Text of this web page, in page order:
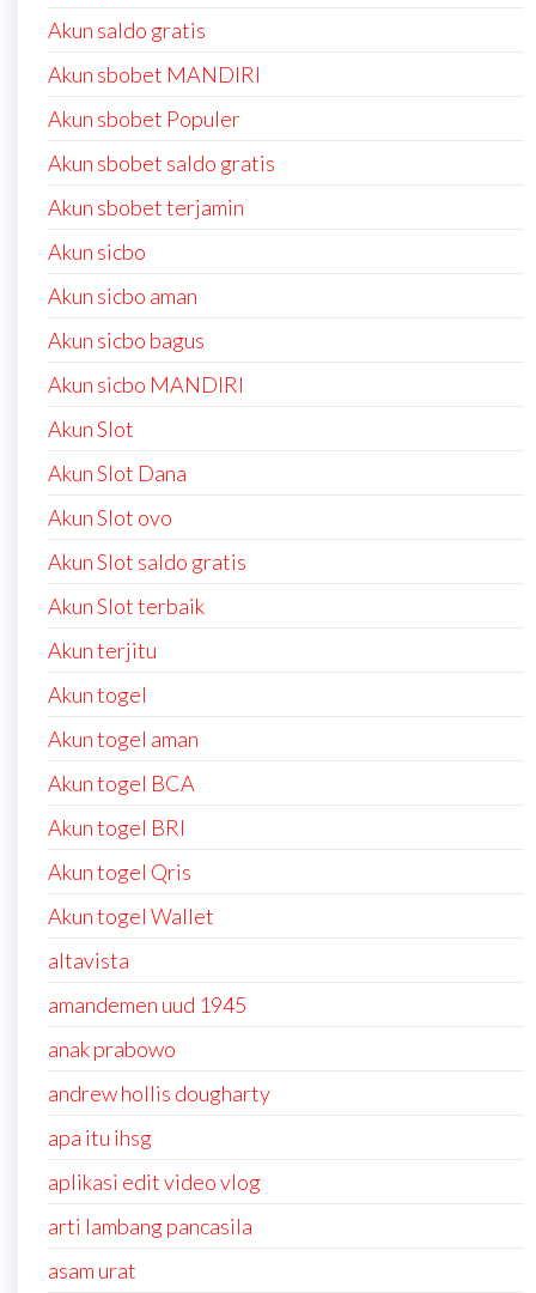
Akun saldo gratis
Akun sbobet MANDIRI
Akun sbobet Populer
Akun sbobet saldo gratis
Akun sbobet terjamin
Akun sicbo
Akun sicbo aman
Akun sicbo bagus
Akun sicbo MANDIRI
Akun Slot
Akun Slot Dana
Akun Slot ovo
Akun Slot saldo gratis
Akun Slot terbaik
Akun terjitu
Akun togel
Akun togel aman
Akun togel BCA
Akun togel BRI
Akun togel Qris
Akun togel Wallet
altavista
amandemen uud 1945
anak prabowo
andrew hollis dougharty
apa itu ihsg
aplikasi edit video vlog
arti lambang pancasila
asam urat